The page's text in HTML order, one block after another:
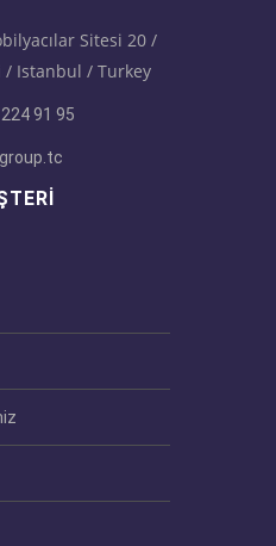
Sitesi 20 /
/ Istanbul / Turkey
91 95